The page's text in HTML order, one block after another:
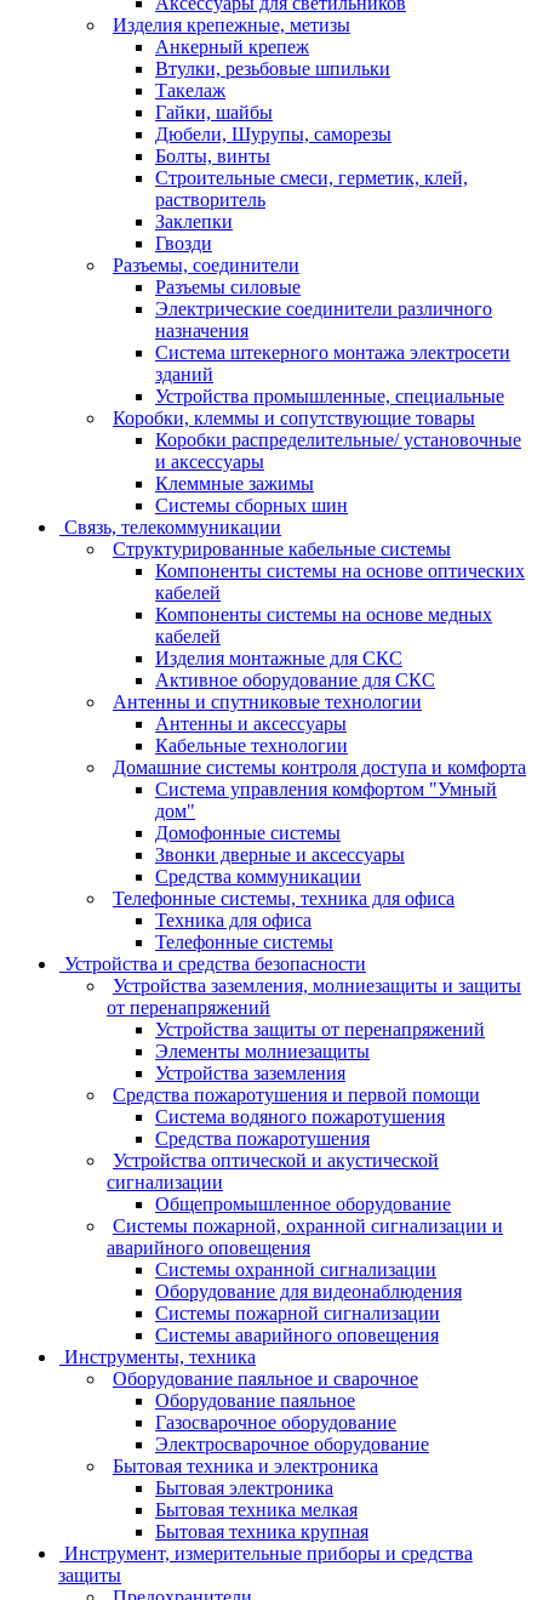
Изделия крепежные, метизы
Анкерный крепеж
Втулки, резьбовые шпильки
Такелаж
Гайки, шайбы
Дюбели, Шурупы, саморезы
Болты, винты
Строительные смеси, герметик, клей,
растворитель
Заклепки
Гвозди
Разъемы, соединители
Разъемы силовые
Электрические соединители различного
назначения
Система штекерного монтажа электросети
зданий
Устройства промышленные, специальные
Коробки, клеммы и сопутствующие товары
Коробки распределительные/ установочные
и аксессуары
Клеммные зажимы
Системы сборных шин
Связь, телекоммуникации
Структурированные кабельные системы
Компоненты системы на основе оптических
кабелей
Компоненты системы на основе медных
кабелей
Изделия монтажные для СКС
Активное оборудование для СКС
Антенны и спутниковые технологии
Антенны и аксессуары
Кабельные технологии
Домашние системы контроля доступа и комфорта
Система управления комфортом "Умный
дом"
Домофонные системы
Звонки дверные и аксессуары
Средства коммуникации
Телефонные системы, техника для офиса
Техника для офиса
Телефонные системы
Устройства и средства безопасности
Устройства заземления, молниезащиты и защиты
от перенапряжений
Устройства защиты от перенапряжений
Элементы молниезащиты
Устройства заземления
Средства пожаротушения и первой помощи
Система водяного пожаротушения
Средства пожаротушения
Устройства оптической и акустической
сигнализации
Общепромышленное оборудование
Системы пожарной, охранной сигнализации и
аварийного оповещения
Системы охранной сигнализации
Оборудование для видеонаблюдения
Системы пожарной сигнализации
Системы аварийного оповещения
Инструменты, техника
Оборудование паяльное и сварочное
Оборудование паяльное
Газосварочное оборудование
Электросварочное оборудование
Бытовая техника и электроника
Бытовая электроника
Бытовая техника мелкая
Бытовая техника крупная
Инструмент, измерительные приборы и средства
защиты